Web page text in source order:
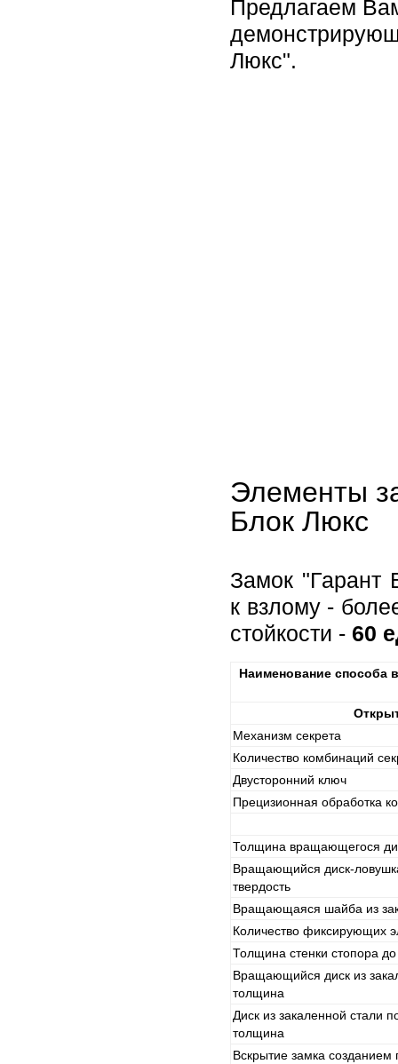
Предлагаем
Люкс".
Элементы
Блок Люкс
Замок "Гарант
к взлому -
стойкости - 60
Наименование способа
Механизм секрета
Количество комбинаций
Двусторонний ключ
Прецизионная обработка
Толщина вращающегося
Вращающийся диск-
твердость
Вращающаяся шайба из
Количество фиксирующих
Толщина стенки стопора
Вращающийся диск из
толщина
Диск из закаленной стали
толщина
Вскрытие замка созданием